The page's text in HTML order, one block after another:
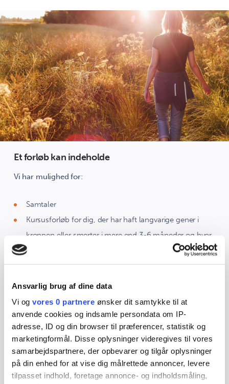
Ansvarlig brug af dine data
Vi og vores 0 partnere ønsker dit samtykke til at
anvende cookies og indsamle persondata om IP-
adresse, ID og din browser til præferencer, statistik og
marketingformål. Disse oplysninger videregives til vores
samarbejdspartnere, der opbevarer og tilgår oplysninger
på din enhed for at vise dig målrettede annoncer, levere
tilpasset indhold, foretage annonce- og indholdsmåling,
Et forløb kan indeholde
Vi har mulighed for:
Samtaler
Kursusforløb for dig, der har haft langvarige gener i
kroppen eller smerter i mere end 3-6 måneder og hvor
de er forstyrrende for hverdagen
Digitalt forløb
Du kan hente viden og redskaber i appen "Mit liv - min
sundhed" og deltage i digitalt forløb, der kan tilpasses til
dig, og det du ønsker støtte til.
Du henter appen i App Store eller Google Play. Ikonet på
appen er et rødt hjerte med en smiley i.